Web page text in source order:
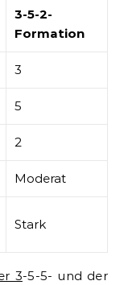
3-5-2-
Formation
3
5
2
Moderat
Stark
3-5-5- und der